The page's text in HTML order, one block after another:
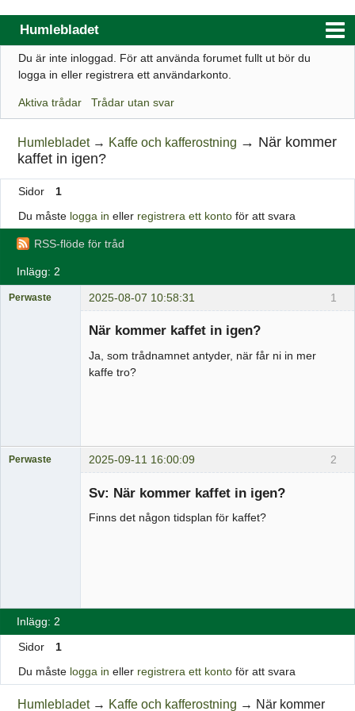
Humlebladet
Index
Regler
Sök
Registrera ett konto
Webbutik
Du är inte inloggad. För att använda forumet fullt ut bör du
logga in eller registrera ett användarkonto.
Aktiva trådar Trådar utan svar
Humlebladet → Kaffe och kafferostning → När kommer
kaffet in igen?
Sidor
1
Du måste logga in eller registrera ett kontoför att svara
RSS-flöde för tråd
Inlägg: 2
1
Perwaste 2025-08-07 10:58:31
När kommer kaffet in igen?
Ja, som trådnamnet antyder, när får ni in mer
kaffe tro?
2
Perwaste 2025-09-11 16:00:09
Sv: När kommer kaffet in igen?
Finns det någon tidsplan för kaffet?
Inlägg: 2
Sidor
1
Du måste logga in eller registrera ett kontoför att svara
Humlebladet → Kaffe och kafferostning → När kommer